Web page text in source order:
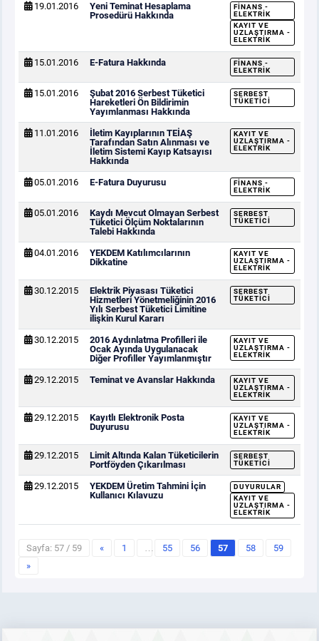
19.01.2016
Yeni Teminat Hesaplama
Prosedürü Hakkında
FINANS -
ELEKTRIK
KAYIT VE
UZLAŞTIRMA -
ELEKTRIK
15.01.2016 E-Fatura Hakkında
FINANS -
ELEKTRIK
15.01.2016
Şubat 2016 Serbest Tüketici
Hareketleri Ön Bildirimin
Yayımlanması Hakkında
SERBEST
TÜKETICI
11.01.2016
İletim Kayıplarının TEİAŞ
Tarafından Satın Alınması ve
İletim Sistemi Kayıp Katsayısı
Hakkında
KAYIT VE
UZLAŞTIRMA -
ELEKTRIK
05.01.2016 E-Fatura Duyurusu
FINANS -
ELEKTRIK
05.01.2016
Kaydı Mevcut Olmayan Serbest
Tüketici Ölçüm Noktalarının
Talebi Hakkında
SERBEST
TÜKETICI
04.01.2016
YEKDEM Katılımcılarının
Dikkatine
KAYIT VE
UZLAŞTIRMA -
ELEKTRIK
30.12.2015
Elektrik Piyasası Tüketici
Hizmetleri Yönetmeliğinin 2016
Yılı Serbest Tüketici Limitine
ilişkin Kurul Kararı
SERBEST
TÜKETICI
30.12.2015
2016 Aydınlatma Profilleri ile
Ocak Ayında Uygulanacak
Diğer Profiller Yayımlanmıştır
KAYIT VE
UZLAŞTIRMA -
ELEKTRIK
29.12.2015 Teminat ve Avanslar Hakkında
KAYIT VE
UZLAŞTIRMA -
ELEKTRIK
29.12.2015
Kayıtlı Elektronik Posta
Duyurusu
KAYIT VE
UZLAŞTIRMA -
ELEKTRIK
29.12.2015
Limit Altında Kalan Tüketicilerin
Portföyden Çıkarılması
SERBEST
TÜKETICI
29.12.2015
YEKDEM Üretim Tahmini İçin
Kullanıcı Kılavuzu
DUYURULAR
KAYIT VE
UZLAŞTIRMA -
ELEKTRIK
Sayfa: 57 / 59 « 1 … 55 56 57 58
59
»